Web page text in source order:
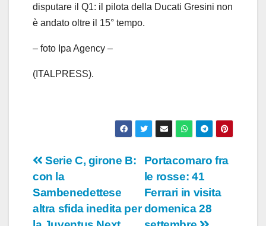
disputare il Q1: il pilota della Ducati Gresini non
è andato oltre il 15° tempo.
– foto Ipa Agency –
(ITALPRESS).
Navigazione
articoli
Portacomaro fra
le rosse: 41
Ferrari in visita
domenica 28
Serie C, girone B:
con la
Sambenedettese
altra sfida inedita per